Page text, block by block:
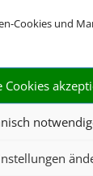
Cookies und
Cookies
für
die oft dazu